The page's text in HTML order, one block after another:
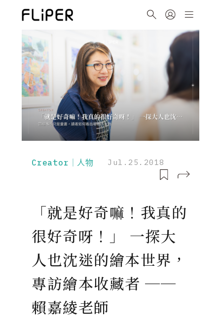
Creator｜人物 Jul.25.2018
「就是好奇嘛！我真的
很好奇呀！」 一探大
人也沈迷的繪本世界，
專訪繪本收藏者 ──
賴嘉綾老師